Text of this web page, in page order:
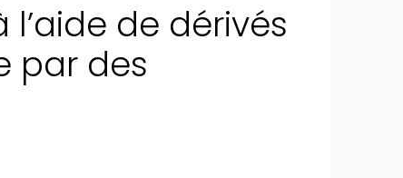
de dérivés
par des